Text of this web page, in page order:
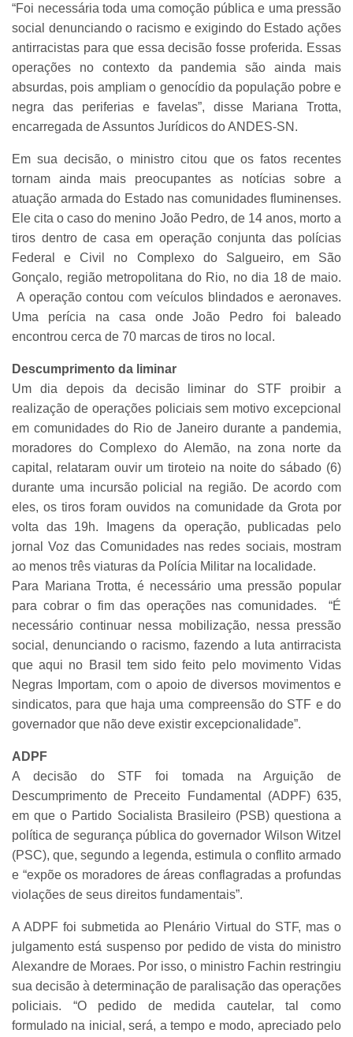
“Foi necessária toda uma comoção pública e uma pressão
social denunciando o racismo e exigindo do Estado ações
antirracistas para que essa decisão fosse proferida. Essas
operações no contexto da pandemia são ainda mais
absurdas, pois ampliam o genocídio da população pobre e
negra das periferias e favelas”, disse Mariana Trotta,
encarregada de Assuntos Jurídicos do ANDES-SN.
Em sua decisão, o ministro citou que os fatos recentes
tornam ainda mais preocupantes as notícias sobre a
atuação armada do Estado nas comunidades fluminenses.
Ele cita o caso do menino João Pedro, de 14 anos, morto a
tiros dentro de casa em operação conjunta das polícias
Federal e Civil no Complexo do Salgueiro, em São
Gonçalo, região metropolitana do Rio, no dia 18 de maio.
A operação contou com veículos blindados e aeronaves.
Uma perícia na casa onde João Pedro foi baleado
encontrou cerca de 70 marcas de tiros no local.
Descumprimento da liminar
Um dia depois da decisão liminar do STF proibir a
realização de operações policiais sem motivo excepcional
em comunidades do Rio de Janeiro durante a pandemia,
moradores do Complexo do Alemão, na zona norte da
capital, relataram ouvir um tiroteio na noite do sábado (6)
durante uma incursão policial na região. De acordo com
eles, os tiros foram ouvidos na comunidade da Grota por
volta das 19h. Imagens da operação, publicadas pelo
jornal Voz das Comunidades nas redes sociais, mostram
ao menos três viaturas da Polícia Militar na localidade.
Para Mariana Trotta, é necessário uma pressão popular
para cobrar o fim das operações nas comunidades. “É
necessário continuar nessa mobilização, nessa pressão
social, denunciando o racismo, fazendo a luta antirracista
que aqui no Brasil tem sido feito pelo movimento Vidas
Negras Importam, com o apoio de diversos movimentos e
sindicatos, para que haja uma compreensão do STF e do
governador que não deve existir excepcionalidade”.
ADPF
A decisão do STF foi tomada na Arguição de
Descumprimento de Preceito Fundamental (ADPF) 635,
em que o Partido Socialista Brasileiro (PSB) questiona a
política de segurança pública do governador Wilson Witzel
(PSC), que, segundo a legenda, estimula o conflito armado
e “expõe os moradores de áreas conflagradas a profundas
violações de seus direitos fundamentais”.
A ADPF foi submetida ao Plenário Virtual do STF, mas o
julgamento está suspenso por pedido de vista do ministro
Alexandre de Moraes. Por isso, o ministro Fachin restringiu
sua decisão à determinação de paralisação das operações
policiais. “O pedido de medida cautelar, tal como
formulado na inicial, será, a tempo e modo, apreciado pelo